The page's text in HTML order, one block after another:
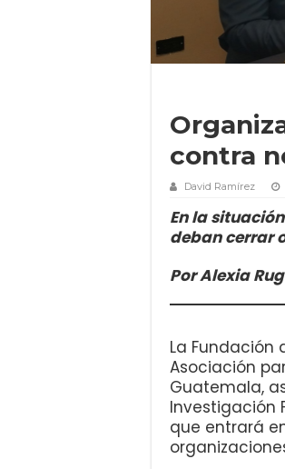
contra
David Ramírez
En la
deban cerrar
Por Alexia
La Fundación
Asociación
Guatemala,
Investigación
que entrará